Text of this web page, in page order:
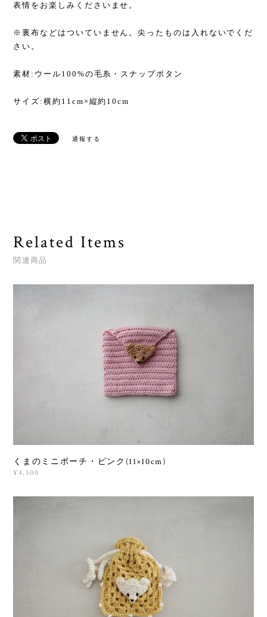
表情をお楽しみくださいませ。
※裏布などはついていません。尖ったものは入れないでくだ
さい。
素材:ウール100%の毛糸・スナップボタン
サイズ:横約11cm×縦約10cm
通報する
Related Items
関連商品
くまのミニポーチ・ピンク(11×10cm)
¥4,500